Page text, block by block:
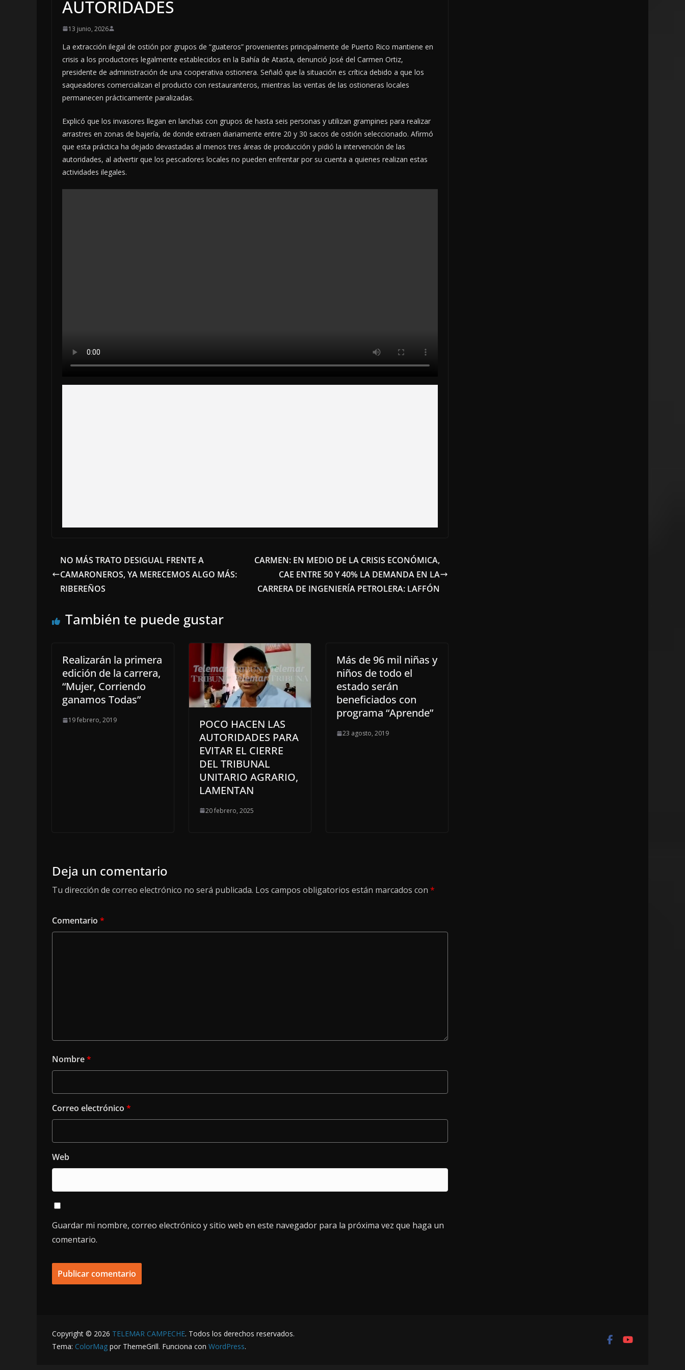
AUTORIDADES
13 junio, 2026
La extracción ilegal de ostión por grupos de “guateros” provenientes principalmente de Puerto Rico mantiene en
crisis a los productores legalmente establecidos en la Bahía de Atasta, denunció José del Carmen Ortiz,
presidente de administración de una cooperativa ostionera. Señaló que la situación es crítica debido a que los
saqueadores comercializan el producto con restauranteros, mientras las ventas de las ostioneras locales
permanecen prácticamente paralizadas.
Explicó que los invasores llegan en lanchas con grupos de hasta seis personas y utilizan grampines para realizar
arrastres en zonas de bajería, de donde extraen diariamente entre 20 y 30 sacos de ostión seleccionado. Afirmó
que esta práctica ha dejado devastadas al menos tres áreas de producción y pidió la intervención de las
autoridades, al advertir que los pescadores locales no pueden enfrentar por su cuenta a quienes realizan estas
actividades ilegales.
NO MÁS TRATO DESIGUAL FRENTE A
CAMARONEROS, YA MERECEMOS ALGO MÁS:
RIBEREÑOS
CARMEN: EN MEDIO DE LA CRISIS ECONÓMICA,
CAE ENTRE 50 Y 40% LA DEMANDA EN LA
CARRERA DE INGENIERÍA PETROLERA: LAFFÓN
También te puede gustar
Realizarán la primera
edición de la carrera,
“Mujer, Corriendo
ganamos Todas”
19 febrero, 2019
POCO HACEN LAS
AUTORIDADES PARA
EVITAR EL CIERRE
DEL TRIBUNAL
UNITARIO AGRARIO,
LAMENTAN
20 febrero, 2025
Más de 96 mil niñas y
niños de todo el
estado serán
beneficiados con
programa “Aprende”
23 agosto, 2019
Deja un comentario
Tu dirección de correo electrónico no será publicada. Los campos obligatorios están marcados con *
Comentario *
Nombre*
Correo electrónico *
Web
Guardar mi nombre, correo electrónico y sitio web en este navegador para la próxima vez que haga un
comentario.
Copyright © 2026 TELEMAR CAMPECHE. Todos los derechos reservados.
Tema: ColorMag por ThemeGrill. Funciona con WordPress.